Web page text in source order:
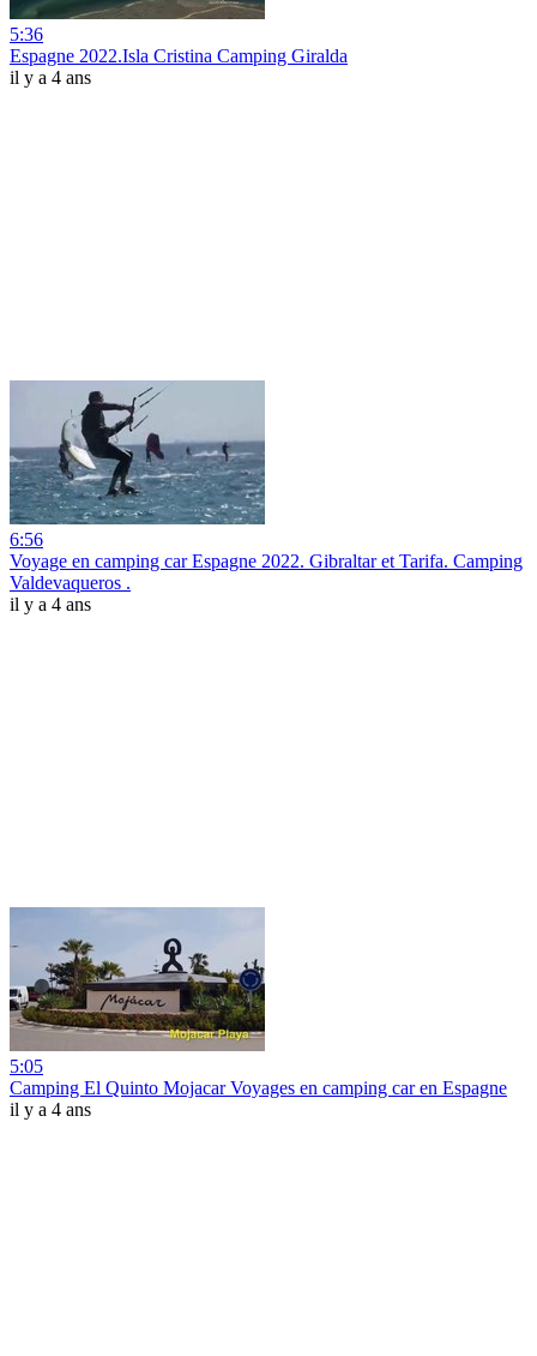
5:36
Espagne 2022.Isla Cristina Camping Giralda
il y a 4 ans
6:56
Voyage en camping car Espagne 2022. Gibraltar et Tarifa. Camping
Valdevaqueros .
il y a 4 ans
5:05
Camping El Quinto Mojacar Voyages en camping car en Espagne
il y a 4 ans